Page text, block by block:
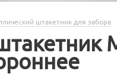
штакетник для забора